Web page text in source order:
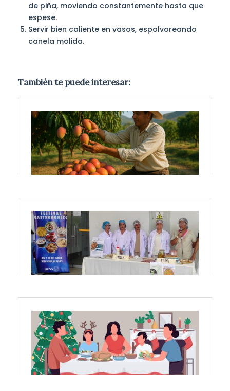
de piña, moviendo constantemente hasta que
espese.
Servir bien caliente en vasos, espolvoreando
canela molida.
También te puede interesar: